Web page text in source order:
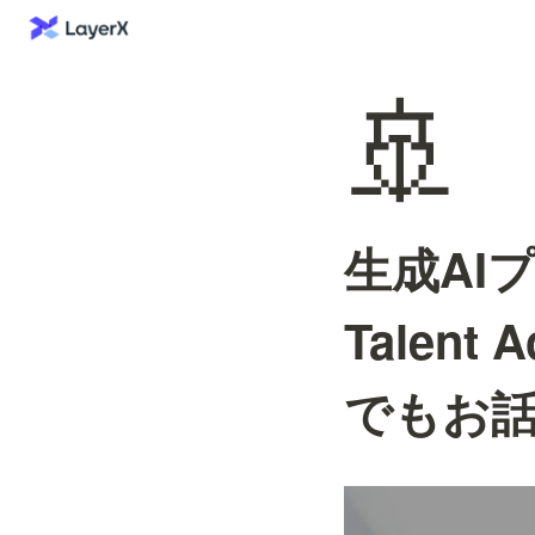
🚢
生成AI
Talent
でもお